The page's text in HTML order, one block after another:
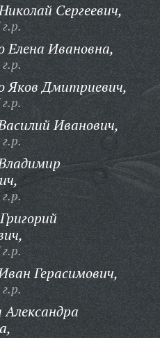
Сергеевич,
Елена Ивановна,
Яков Дмитриевич,
Иванович,
Герасимович,
Александра